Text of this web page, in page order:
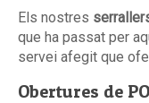
Els nostres
que ha passat per
servei afegit que
Obertures de